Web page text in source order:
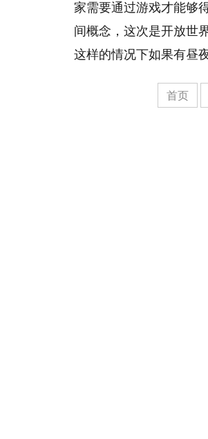
家需要通过游戏才能够
间概念，这次是开放世
这样的情况下如果有昼
首页